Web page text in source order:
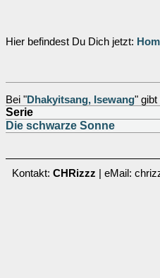
Hier befindest Du Dich jetzt:
Bei "Dhakyitsang, Isewang" gibt
Serie
Die schwarze Sonne
Kontakt: CHRizzz | eMail: